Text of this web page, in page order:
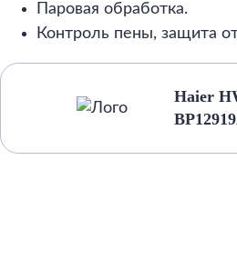
Паровая обработка.
Контроль пены, защита
Haier